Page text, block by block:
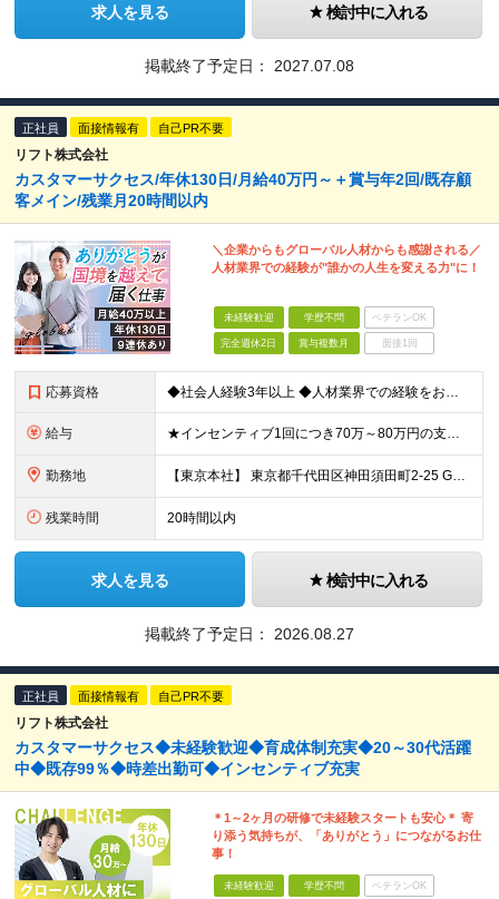
求人を見る 検討中に入れる
掲載終了予定日： 2027.07.08
正社員 面接情報有 自己PR不要
リフト株式会社
カスタマーサクセス/年休130日/月給40万円～＋賞与年2回/既存顧
客メイン/残業月20時間以内
＼企業からもグローバル人材からも感謝される／
人材業界での経験が"誰かの人生を変える力"に！
未経験歓迎 学歴不問 ベテランOK
完全週休2日 賞与複数月 面接1回
応募資格 ◆社会人経験3年以上 ◆人材業界での経験をお持ちの方（2年以上） ◆学歴不問 ＼こんな方をお待ちしています／ ・当社のビジョンに共感していただける方 ・多様性を良しとする感性をお持ちの方 ・トラブル
給与 ★インセンティブ1回につき70万～80万円の支給実績も！ ■月給40万円～45万円＋賞与（インセンティブ）年2回 ※給与は経験・スキルを考慮のうえ決定します。 ※上記には、固定残業代（月30時間分／
勤務地 【東京本社】 東京都千代田区神田須田町2-25 GYB秋葉原11F ※変更の範囲：上記を除く当社関連勤務地（東京都千代田区及び大阪営業所）
残業時間 20時間以内
求人を見る 検討中に入れる
掲載終了予定日： 2026.08.27
正社員 面接情報有 自己PR不要
リフト株式会社
カスタマーサクセス◆未経験歓迎◆育成体制充実◆20～30代活躍
中◆既存99％◆時差出勤可◆インセンティブ充実
＊1～2ヶ月の研修で未経験スタートも安心＊ 寄
り添う気持ちが、「ありがとう」につながるお仕
事！
未経験歓迎 学歴不問 ベテランOK